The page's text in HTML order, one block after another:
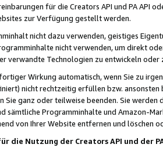
für die Creators API und PA API
zur Verfügung gestellt werden.
nicht dazu verwenden, geistiges
nicht verwenden, um direkt
verwandte Technologien zu entwickeln
Wirkung automatisch, wenn Sie zu
nicht rechtzeitig erfüllen bzw. ansonsten
Sie ganz oder teilweise beenden. Sie werden
sämtliche Programminhalte und Amazon-
von Ihrer Website entfernen und löschen
die Nutzung der Creators API und der